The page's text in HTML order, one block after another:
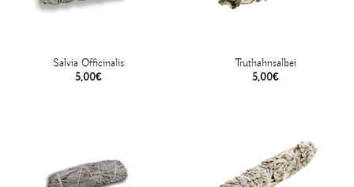
Salvia Officinalis
5,00€
Truthahnsalbei
5,00€